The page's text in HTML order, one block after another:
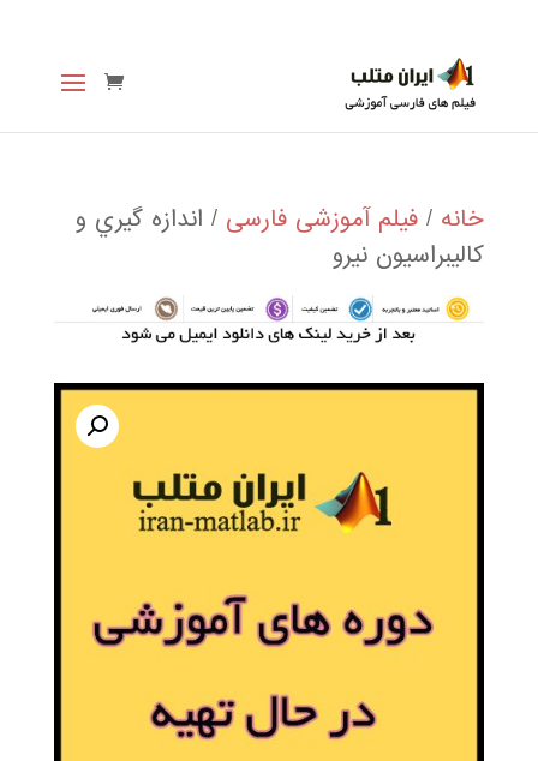
خانه / فیلم آموزشی فارسی / اندازه گيري و
كاليبراسيون نيرو